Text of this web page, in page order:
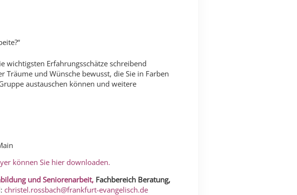
Erfahrungsschätze schreibend
Träume und Wünsche bewusst, die Sie in Farben
austauschen können und weitere
können Sie hier downloaden.
und Seniorenarbeit, Fachbereich Beratung,
christel.rossbach@frankfurt-evangelisch.de